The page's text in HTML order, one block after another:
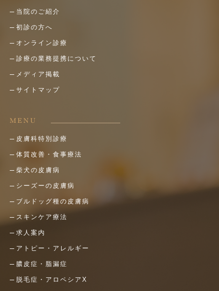
当院のご紹介
初診の方へ
オンライン診療
診療の業務提携について
メディア掲載
サイトマップ
MENU
皮膚科特別診療
体質改善・食事療法
柴犬の皮膚病
シーズーの皮膚病
ブルドッグ種の皮膚病
スキンケア療法
求人案内
アトピー・アレルギー
膿皮症・脂漏症
脱毛症・アロペシアX